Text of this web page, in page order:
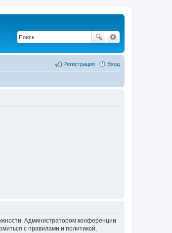
Вход
Регистрация
Администратором конференции
с правилами и политикой,